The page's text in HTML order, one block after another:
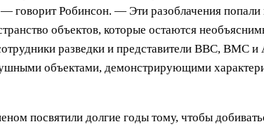
Робинсон. — Эти разоблачения
объектов, которые остаются
разведки и представители ВВС,
объектами, демонстрирующими
посвятили долгие годы тому, чтобы